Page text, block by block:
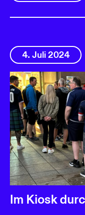
4. Juli 2024
Im Kiosk